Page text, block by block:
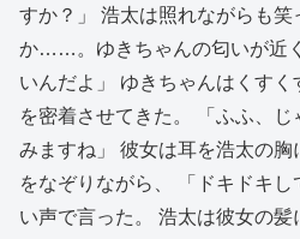
すか？」 浩太は照れながらも笑
か……。ゆきちゃんの匂いが近
いんだよ」 ゆきちゃんはくす
を密着させてきた。 「ふふ、
みますね」 彼女は耳を浩太の
をなぞりながら、 「ドキドキ
い声で言った。 浩太は彼女の